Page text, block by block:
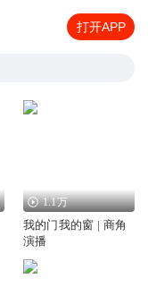
打开APP
1.1万
我的门我的窗 | 商角
演播